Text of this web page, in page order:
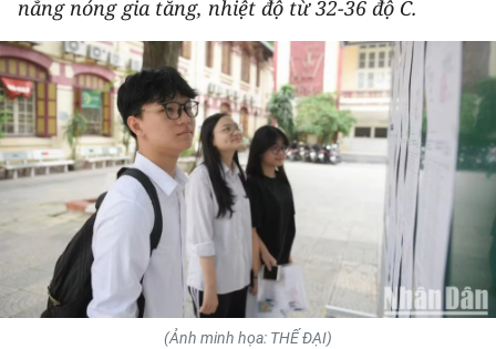
THỂ THAO
GIÁO DỤC
Y TẾ
KHOA HỌC - CÔNG NGHỆ
MÔI TRƯỜNG
BẠN ĐỌC
nắng nóng gia tăng, nhiệt độ từ 32-36 độ C.
(Ảnh minh họa: THẾ ĐẠI)